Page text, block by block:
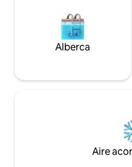
Alberca
Aire